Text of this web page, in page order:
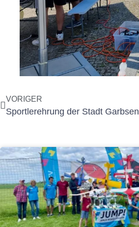
VORIGER
Sportlerehrung der Stadt Garbsen